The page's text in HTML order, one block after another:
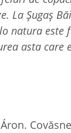
La Șugaș
natura este
asta care